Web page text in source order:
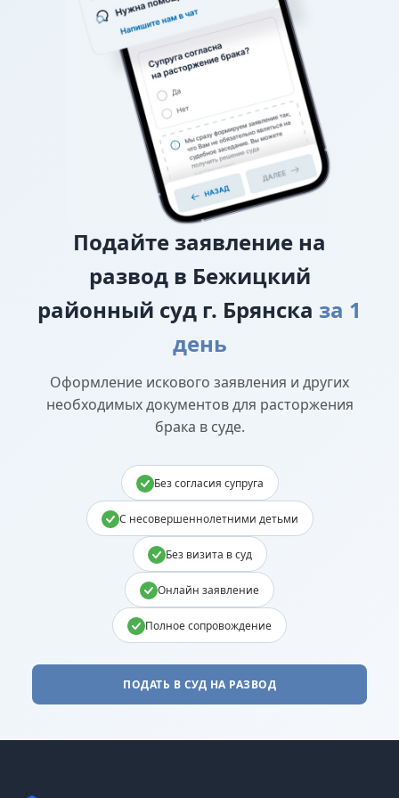
требование о взыскании алиментов заявляется в
исковом заявлении о разводе.
О лишении или ограничении родительских
Подайте заявление на
развод в Бежицкий
районный суд г. Брянска за 1
день
Оформление искового заявления и других
необходимых документов для расторжения
брака в суде.
Без согласия супруга
С несовершеннолетними детьми
Без визита в суд
Онлайн заявление
Полное сопровождение
ПОДАТЬ В СУД НА РАЗВОД